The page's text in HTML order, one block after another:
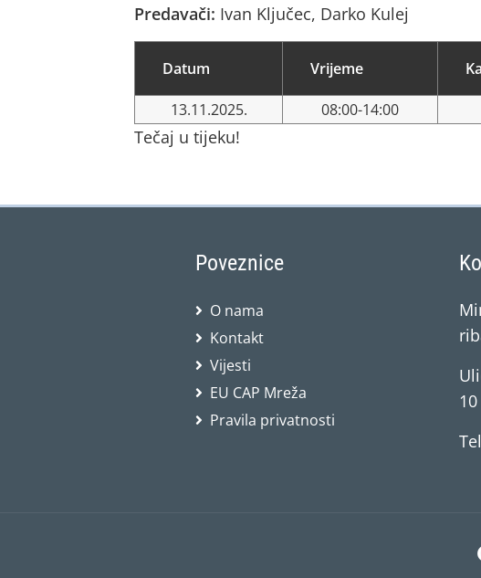
Predavači: Ivan Ključec, Darko Kulej
Datum Vrijeme
13.11.2025. 08:00-14:00
Tečaj u tijeku!
Poveznice
O nama
Kontakt
Vijesti
EU CAP Mreža
Pravila privatnosti